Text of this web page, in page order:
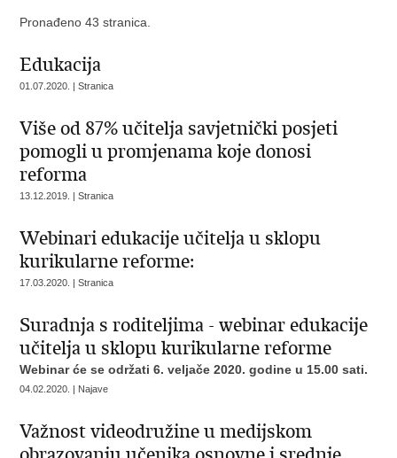
Pronađeno 43 stranica.
Edukacija
01.07.2020. | Stranica
Više od 87% učitelja savjetnički posjeti
pomogli u promjenama koje donosi
reforma
13.12.2019. | Stranica
Webinari edukacije učitelja u sklopu
kurikularne reforme:
17.03.2020. | Stranica
Suradnja s roditeljima - webinar edukacije
učitelja u sklopu kurikularne reforme
Webinar će se održati 6. veljače 2020. godine u 15.00 sati.
04.02.2020. | Najave
Važnost videodružine u medijskom